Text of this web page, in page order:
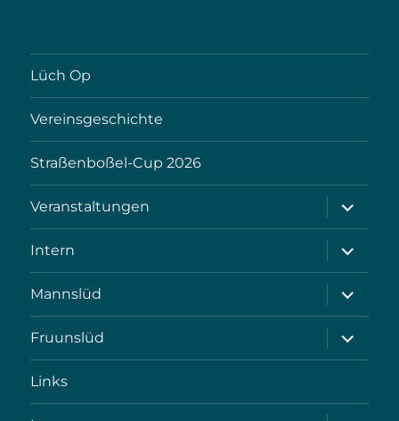
Lüch Op
Vereinsgeschichte
Straßenboßel-Cup 2026
Veranstaltungen
öffnen
Intern
öffnen
Mannslüd
öffnen
Fruunslüd
öffnen
Links